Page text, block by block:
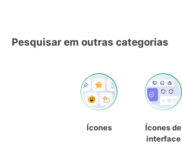
Pesquisar em outras categorias
Ícones
Ícones de
interface